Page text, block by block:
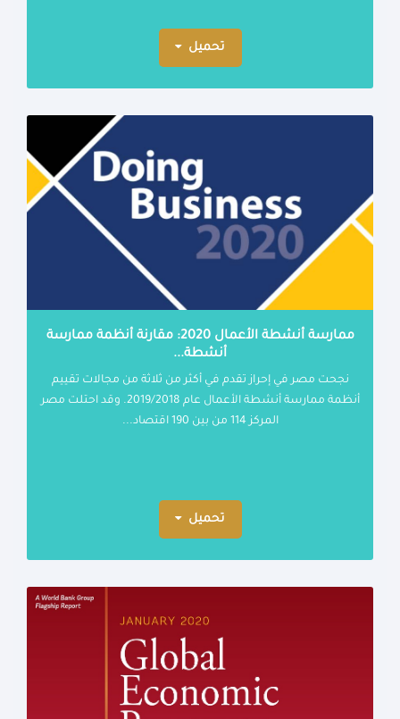
تحميل
ممارسة أنشطة الأعمال 2020: مقارنة أنظمة ممارسة
أنشطة...
نجحت مصر في إحراز تقدم في أكثر من ثلاثة من مجالات تقييم
أنظمة ممارسة أنشطة الأعمال عام 2019/2018. وقد احتلت مصر
المركز 114 من بين 190 اقتصاد...
تحميل